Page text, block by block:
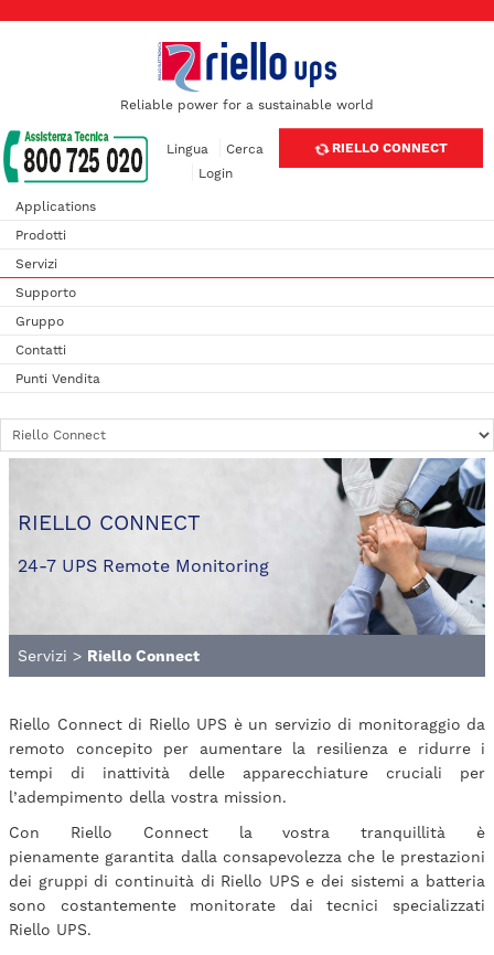
Reliable power for a sustainable world
RIELLO CONNECT
Lingua
Cerca
Login
Applications
Prodotti
Servizi
Supporto
Gruppo
Contatti
Punti Vendita
RIELLO CONNECT
24-7 UPS Remote Monitoring
Servizi > Riello Connect
Riello Connect di Riello UPS è un servizio di monitoraggio da
remoto concepito per aumentare la resilienza e ridurre i
tempi di inattività delle apparecchiature cruciali per
l’adempimento della vostra mission.
Con Riello Connect la vostra tranquillità è
pienamente garantita dalla consapevolezza che le prestazioni
dei gruppi di continuità di Riello UPS e dei sistemi a batteria
sono costantemente monitorate dai tecnici specializzati
Riello UPS.